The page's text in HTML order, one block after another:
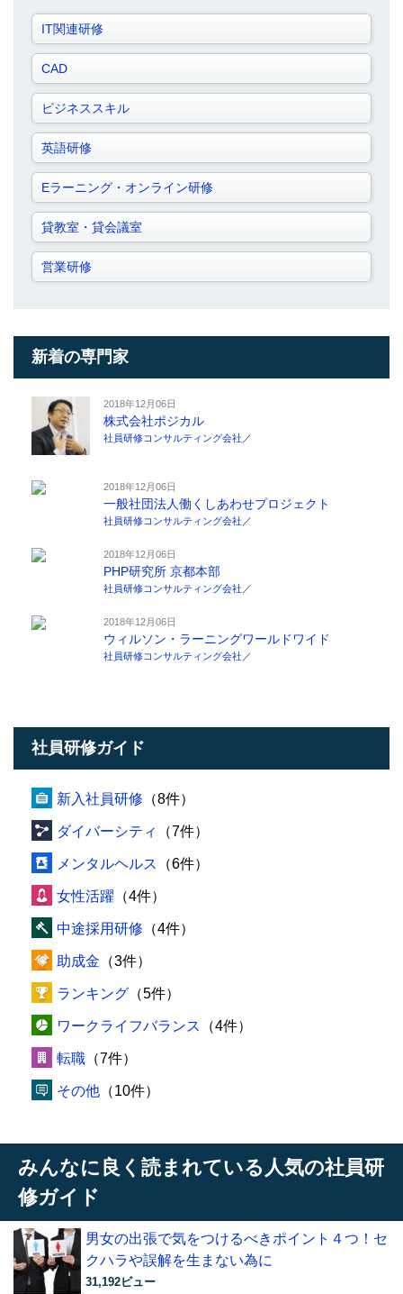
IT関連研修
CAD
ビジネススキル
英語研修
Eラーニング・オンライン研修
貸教室・貸会議室
営業研修
新着の専門家
2018年12月06日
株式会社ポジカル
社員研修コンサルティング会社 ／
2018年12月06日
一般社団法人働くしあわせプロジェクト
社員研修コンサルティング会社 ／
2018年12月06日
PHP研究所 京都本部
社員研修コンサルティング会社 ／
2018年12月06日
ウィルソン・ラーニングワールドワイド
社員研修コンサルティング会社 ／
社員研修ガイド
新入社員研修 （8件）
ダイバーシティ （7件）
メンタルヘルス （6件）
女性活躍 （4件）
中途採用研修 （4件）
助成金 （3件）
ランキング （5件）
ワークライフバランス （4件）
転職 （7件）
その他 （10件）
みんなに良く読まれている人気の社員研
修ガイド
男女の出張で気をつけるべきポイント４つ！セ
クハラや誤解を生まない為に
31,192ビュー